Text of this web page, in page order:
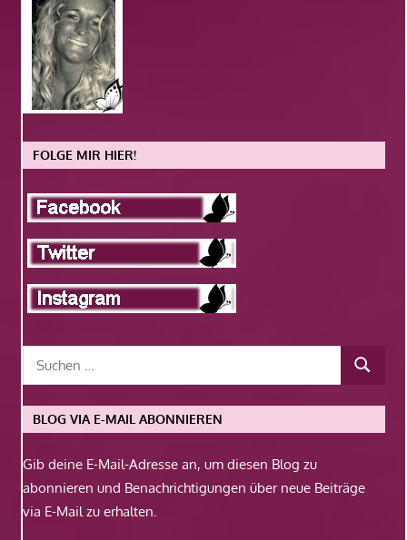
FOLGE MIR HIER!
BLOG VIA E-MAIL ABONNIEREN
Gib deine E-Mail-Adresse an, um diesen Blog zu
abonnieren und Benachrichtigungen über neue Beiträge
via E-Mail zu erhalten.